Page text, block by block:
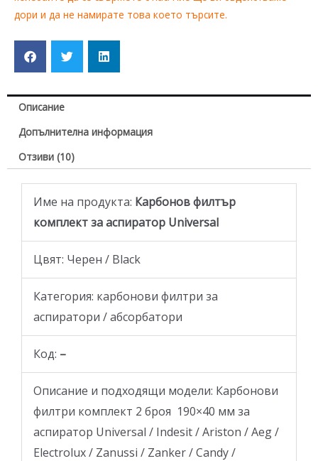
дори и да не намирате това което търсите.
Описание
Допълнителна информация
Отзиви (10)
Име на продукта: Карбонов филтър
комплект за аспиратор Universal
Цвят: Черен / Black
Категория: карбонови филтри за
аспиратори / абсорбатори
Код: –
Описание и подходящи модели: Карбонови
филтри комплект 2 броя 190×40 мм за
аспиратор Universal / Indesit / Ariston / Aeg /
Electrolux / Zanussi / Zanker / Candy /